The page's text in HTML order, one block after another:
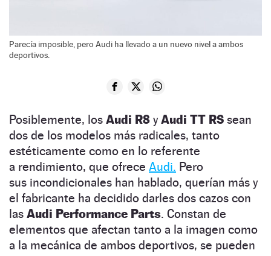
Parecía imposible, pero Audi ha llevado a un nuevo nivel a ambos
deportivos.
Posiblemente, los Audi R8 yAudi TT RS sean
dos de los modelos más radicales, tanto
estéticamente como en lo referente
a rendimiento, que ofrece Audi. Pero
sus incondicionales han hablado, querían más y
el fabricante ha decidido darles dos cazos con
las Audi Performance Parts. Constan de
elementos que afectan tanto a la imagen como
a la mecánica de ambos deportivos, se pueden